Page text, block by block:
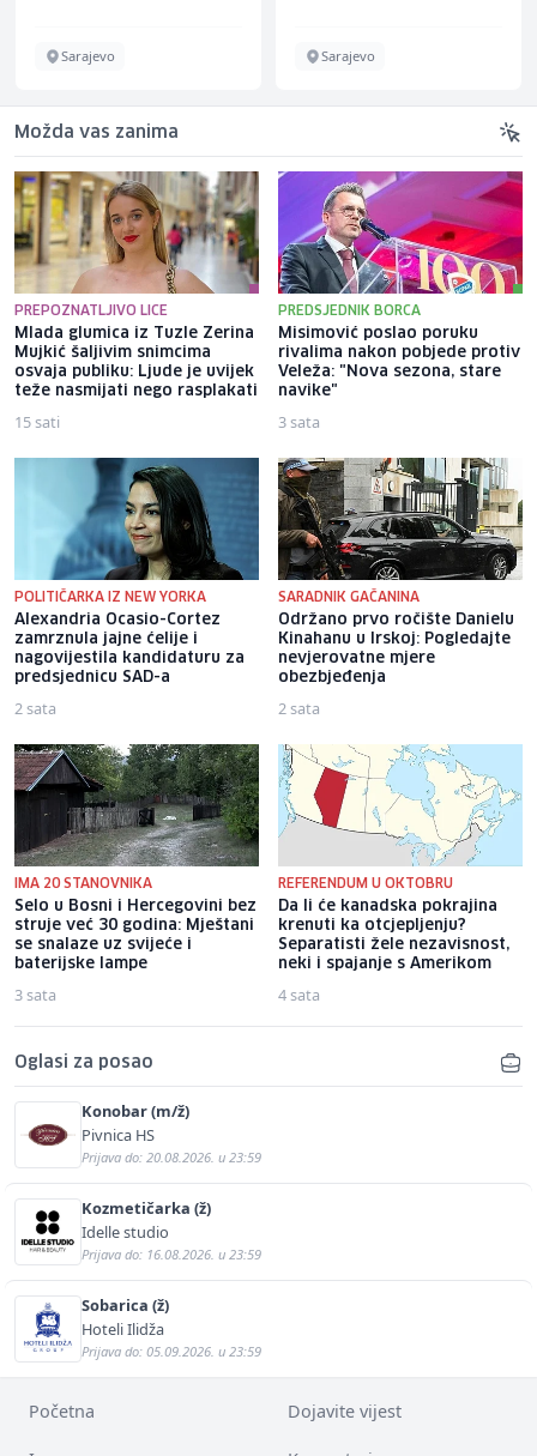
Sarajevo Sarajevo
Možda vas zanima
PREPOZNATLJIVO LICE
Mlada glumica iz Tuzle Zerina
Mujkić šaljivim snimcima
osvaja publiku: Ljude je uvijek
teže nasmijati nego rasplakati
15 sati
PREDSJEDNIK BORCA
Misimović poslao poruku
rivalima nakon pobjede protiv
Veleža: "Nova sezona, stare
navike"
3 sata
POLITIČARKA IZ NEW YORKA
Alexandria Ocasio-Cortez
zamrznula jajne ćelije i
nagovijestila kandidaturu za
predsjednicu SAD-a
2 sata
SARADNIK GAČANINA
Održano prvo ročište Danielu
Kinahanu u Irskoj: Pogledajte
nevjerovatne mjere
obezbjeđenja
2 sata
IMA 20 STANOVNIKA
Selo u Bosni i Hercegovini bez
struje već 30 godina: Mještani
se snalaze uz svijeće i
baterijske lampe
3 sata
REFERENDUM U OKTOBRU
Da li će kanadska pokrajina
krenuti ka otcjepljenju?
Separatisti žele nezavisnost,
neki i spajanje s Amerikom
4 sata
Oglasi za posao
Konobar (m/ž)
Pivnica HS
Prijava do: 20.08.2026. u 23:59
Kozmetičarka (ž)
Idelle studio
Prijava do: 16.08.2026. u 23:59
Sobarica (ž)
Hoteli Ilidža
Prijava do: 05.09.2026. u 23:59
Početna Dojavite vijest